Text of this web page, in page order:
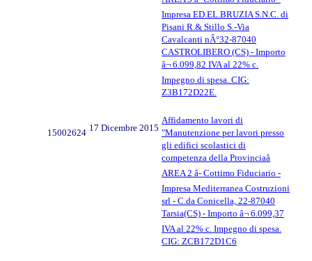
Impresa ED.EL.BRUZIA S.N.C. di
Pisani R.& Stillo S.-Via
Cavalcanti nÂ°32-87040
CASTROLIBERO (CS) - Importo
â¬ 6.099,82 IVA al 22% c.
Impegno di spesa. CIG:
Z3B172D22E.
15002624 17 Dicembre 2015
Affidamento lavori di
"Manutenzione per lavori presso
gli edifici scolastici di
competenza della Provinciaâ
AREA 2 â- Cottimo Fiduciario -
Impresa Mediterranea Costruzioni
srl - C.da Conicella, 22-87040
Tarsia(CS) - Importo â¬ 6.099,37
IVA al 22% c. Impegno di spesa.
CIG: ZCB172D1C6